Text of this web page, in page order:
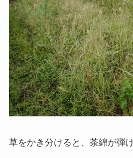
草をかき分けると、茶綿が弾